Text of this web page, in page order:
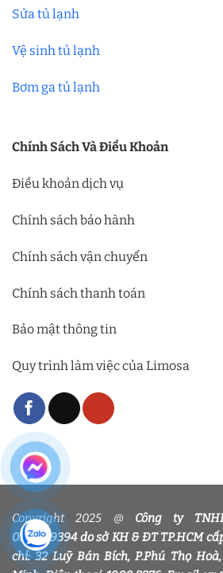
Sửa tủ lạnh
Vệ sinh tủ lạnh
Bơm ga tủ lạnh
Chính Sách Và Điều Khoản
Điều khoản dịch vụ
Chính sách bảo hành
Chính sách vận chuyển
Chính sách thanh toán
Bảo mật thông tin
Quy trình làm việc của Limosa
Copyright 2025 @ Công ty
0318339394 do sở KH & ĐT TP.HCM
chỉ: 32 Luỹ Bán Bích, P.Phú Thọ Hoà,